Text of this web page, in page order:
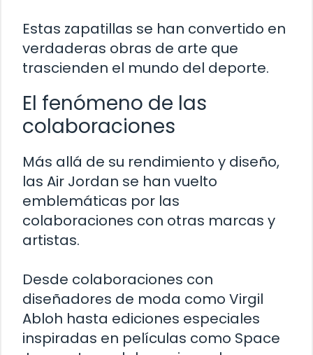
Estas zapatillas se han convertido en
verdaderas obras de arte que
trascienden el mundo del deporte.
El fenómeno de las
colaboraciones
Más allá de su rendimiento y diseño,
las Air Jordan se han vuelto
emblemáticas por las
colaboraciones con otras marcas y
artistas.
Desde colaboraciones con
diseñadores de moda como Virgil
Abloh hasta ediciones especiales
inspiradas en películas como Space